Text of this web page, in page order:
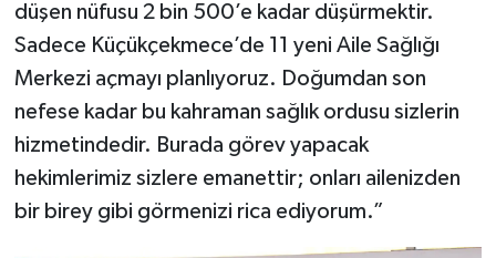
düşen nüfusu 2 bin 500’e kadar düşürmektir.
Sadece Küçükçekmece’de 11 yeni Aile Sağlığı
Merkezi açmayı planlıyoruz. Doğumdan son
nefese kadar bu kahraman sağlık ordusu sizlerin
hizmetindedir. Burada görev yapacak
hekimlerimiz sizlere emanettir; onları ailenizden
bir birey gibi görmenizi rica ediyorum.”